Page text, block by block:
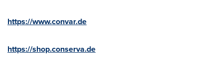
https://www.convar.de
https://shop.conserva.de